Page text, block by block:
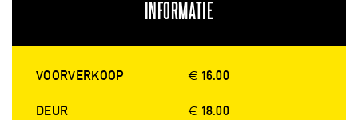
INFORMATIE
VOORVERKOOP € 16.00
DEUR € 18.00